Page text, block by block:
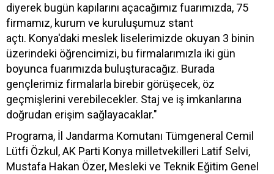
diyerek bugün kapılarını açacağımız fuarımızda, 75
firmamız, kurum ve kuruluşumuz stant
açtı. Konya'daki meslek liselerimizde okuyan 3 binin
üzerindeki öğrencimizi, bu firmalarımızla iki gün
boyunca fuarımızda buluşturacağız. Burada
gençlerimiz firmalarla birebir görüşecek, öz
geçmişlerini verebilecekler. Staj ve iş imkanlarına
doğrudan erişim sağlayacaklar."
Programa, İl Jandarma Komutanı Tümgeneral Cemil
Lütfi Özkul, AK Parti Konya milletvekilleri Latif Selvi,
Mustafa Hakan Özer, Mesleki ve Teknik Eğitim Genel